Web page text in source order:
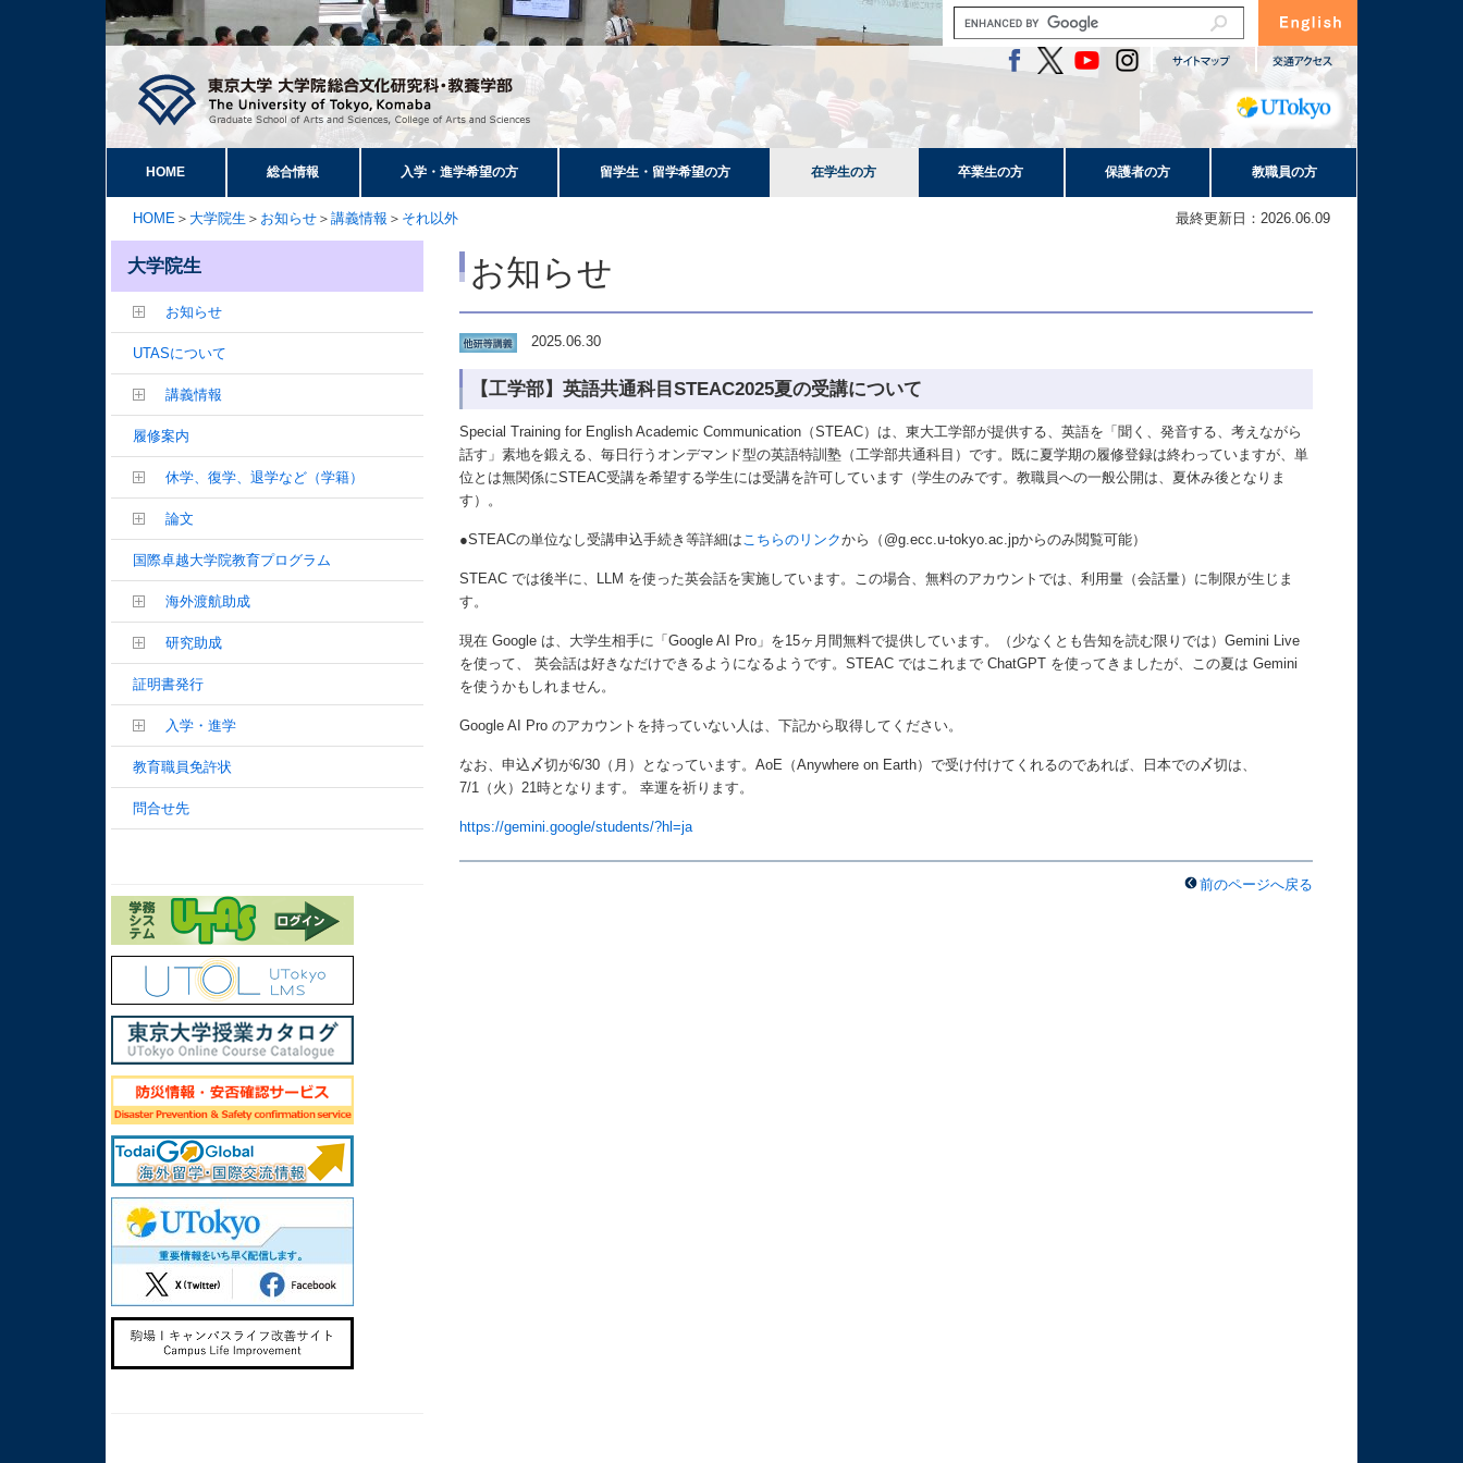
HOME 総合情報 入学・進学希望の方 留学生・留学希望の方 在学生の方 卒業生の方 保護者の方 教職員の方
HOME ＞ 大学院生 ＞ お知らせ ＞ 講義情報 ＞ それ以外 最終更新日：2026.06.09
お知らせ
2025.06.30
【工学部】英語共通科目STEAC2025夏の受講について
Special Training for English Academic Communication（STEAC）は、東大工学部が提供する、英語を「聞く、発音する、考えながら
話す」素地を鍛える、毎日行うオンデマンド型の英語特訓塾（工学部共通科目）です。既に夏学期の履修登録は終わっていますが、単
位とは無関係にSTEAC受講を希望する学生には受講を許可しています（学生のみです。教職員への一般公開は、夏休み後となりま
す）。
●STEACの単位なし受講申込手続き等詳細はこちらのリンクから（@g.ecc.u-tokyo.ac.jpからのみ閲覧可能）
STEAC では後半に、LLM を使った英会話を実施しています。この場合、無料のアカウントでは、利用量（会話量）に制限が生じま
す。
現在 Google は、大学生相手に「Google AI Pro」を15ヶ月間無料で提供しています。（少なくとも告知を読む限りでは）Gemini Live
を使って、 英会話は好きなだけできるようになるようです。STEAC ではこれまで ChatGPT を使ってきましたが、この夏は Gemini
を使うかもしれません。
Google AI Pro のアカウントを持っていない人は、下記から取得してください。
なお、申込〆切が6/30（月）となっています。AoE（Anywhere on Earth）で受け付けてくれるのであれば、日本での〆切は、
7/1（火）21時となります。 幸運を祈ります。
https://gemini.google/students/?hl=ja
前のページへ戻る
大学院生
お知らせ
UTASについて
講義情報
履修案内
休学、復学、退学など（学籍）
論文
国際卓越大学院教育プログラム
海外渡航助成
研究助成
証明書発行
入学・進学
教育職員免許状
問合せ先